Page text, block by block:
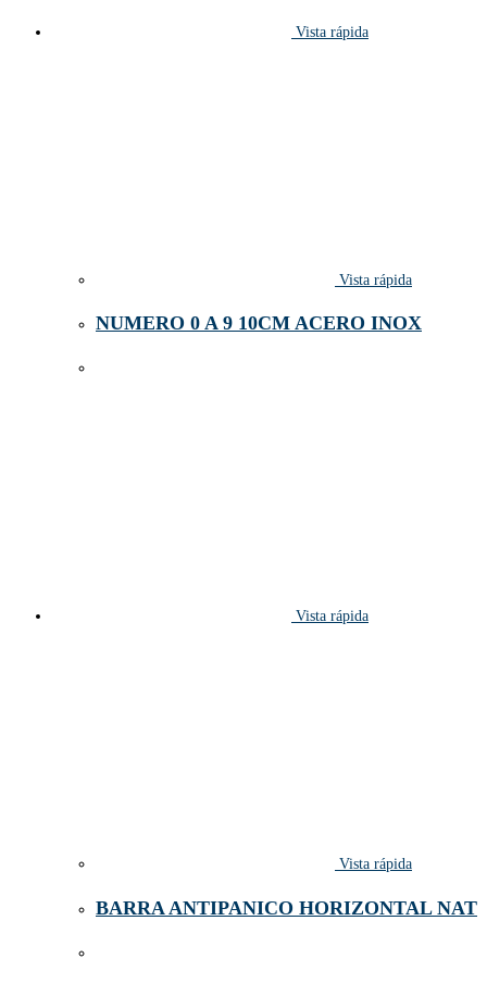
Vista rápida
Vista rápida
NUMERO 0 A 9 10CM ACERO INOX
Vista rápida
Vista rápida
BARRA ANTIPANICO HORIZONTAL NAT